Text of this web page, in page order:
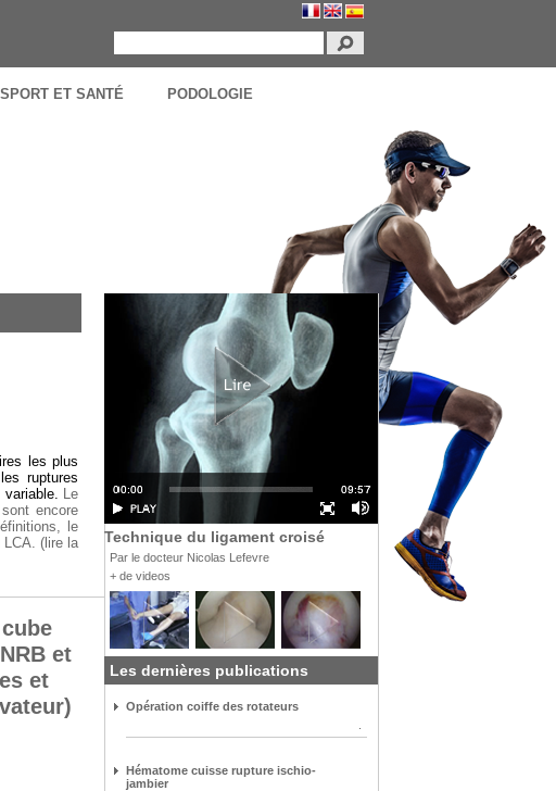
SPORT ET SANTÉ PODOLOGIE
les plus
ruptures
Le
encore
le
(lire la
et
et
Technique du ligament croisé
Par le docteur Nicolas Lefevre
+ de videos
Les dernières publications
Opération coiffe des rotateurs
Hématome cuisse rupture ischio-
jambier